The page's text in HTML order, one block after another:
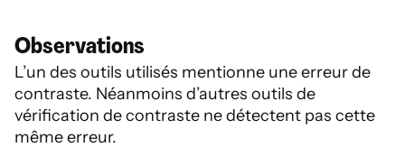
Observations
L’un des outils utilisés mentionne une erreur de
contraste. Néanmoins d’autres outils de
vérification de contraste ne détectent pas cette
même erreur.